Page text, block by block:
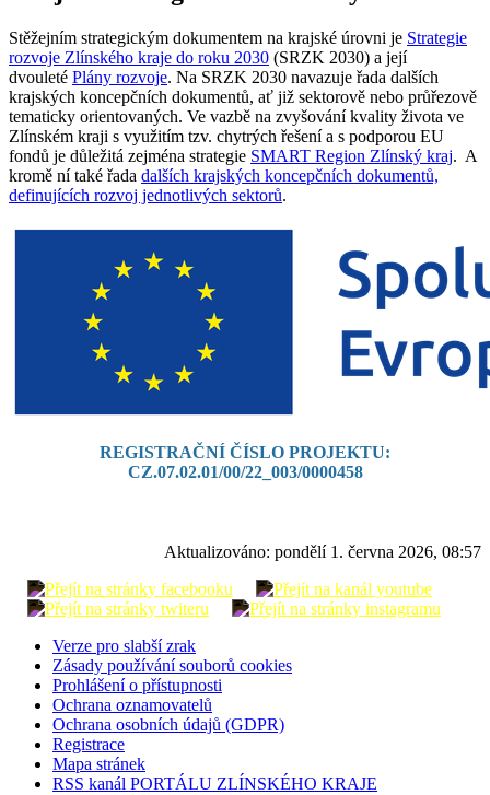
Stěžejním strategickým dokumentem na krajské úrovni je Strategie
rozvoje Zlínského kraje do roku 2030 (SRZK 2030) a její
dvouleté Plány rozvoje. Na SRZK 2030 navazuje řada dalších
krajských koncepčních dokumentů, ať již sektorově nebo průřezově
tematicky orientovaných. Ve vazbě na zvyšování kvality života ve
Zlínském kraji s využitím tzv. chytrých řešení a s podporou EU
fondů je důležitá zejména strategie SMART Region Zlínský kraj. A
kromě ní také řada dalších krajských koncepčních dokumentů,
definujících rozvoj jednotlivých sektorů.
REGISTRAČNÍ ČÍSLO PROJEKTU:
CZ.07.02.01/00/22_003/0000458
Aktualizováno: pondělí 1. června 2026, 08:57
Verze pro slabší zrak
Zásady používání souborů cookies
Prohlášení o přístupnosti
Ochrana oznamovatelů
Ochrana osobních údajů (GDPR)
Registrace
Mapa stránek
RSS kanál PORTÁLU ZLÍNSKÉHO KRAJE